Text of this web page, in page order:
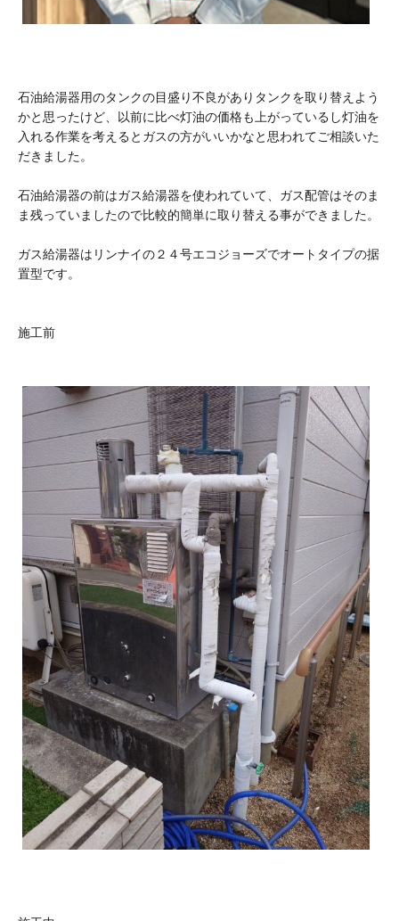
石油給湯器用のタンクの目盛り不良がありタンクを取り替えよう
かと思ったけど、以前に比べ灯油の価格も上がっているし灯油を
入れる作業を考えるとガスの方がいいかなと思われてご相談いた
だきました。
石油給湯器の前はガス給湯器を使われていて、ガス配管はそのま
ま残っていましたので比較的簡単に取り替える事ができました。
ガス給湯器はリンナイの２４号エコジョーズでオートタイプの据
置型です。
施工前